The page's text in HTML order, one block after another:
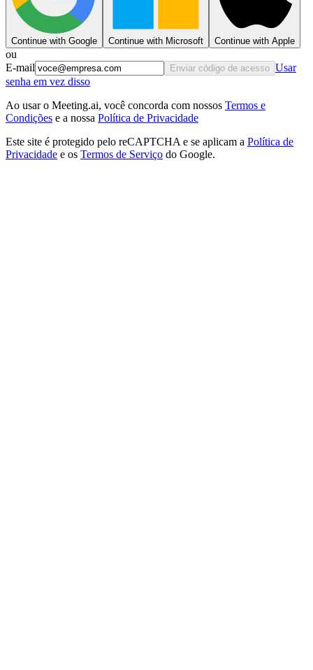
Continue with Google Continue with Microsoft Continue with Apple
ou
E-mail
Enviar código de acesso Usar
senha em vez disso
Ao usar o Meeting.ai, você concorda com nossos Termos e
Condições e a nossa Política de Privacidade
Este site é protegido pelo reCAPTCHA e se aplicam a Política de
Privacidade e os Termos de Serviço do Google.